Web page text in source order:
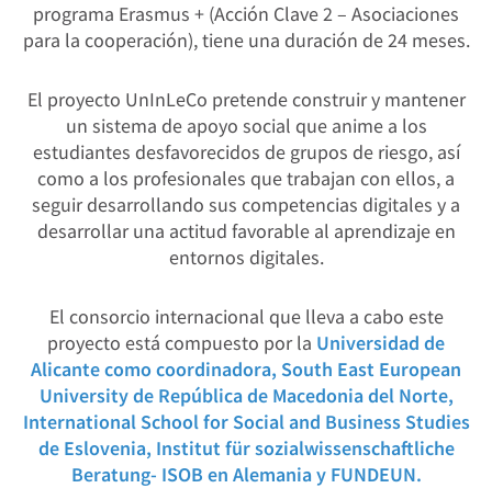
programa Erasmus + (Acción Clave 2 – Asociaciones
para la cooperación), tiene una duración de 24 meses.
El proyecto UnInLeCo pretende construir y mantener
un sistema de apoyo social que anime a los
estudiantes desfavorecidos de grupos de riesgo, así
como a los profesionales que trabajan con ellos, a
seguir desarrollando sus competencias digitales y a
desarrollar una actitud favorable al aprendizaje en
entornos digitales.
El consorcio internacional que lleva a cabo este
proyecto está compuesto por la Universidad de
Alicante como coordinadora, South East European
University de República de Macedonia del Norte,
International School for Social and Business Studies
de Eslovenia, Institut für sozialwissenschaftliche
Beratung- ISOB en Alemania y FUNDEUN.